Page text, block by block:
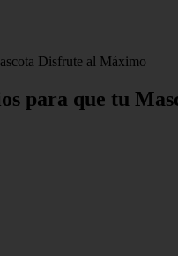
Disfrute al Máximo
para que tu